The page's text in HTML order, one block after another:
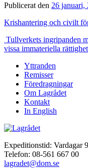
Publicerat den 26 januari,
Krishantering och civilt
Tullverkets ingripanden
vissa immateriella
Yttranden
Remisser
Föredragningar
Om Lagrådet
Kontakt
In English
Expeditionstid: Vardagar
Telefon: 08-561 667 00
lagradet@dom.se